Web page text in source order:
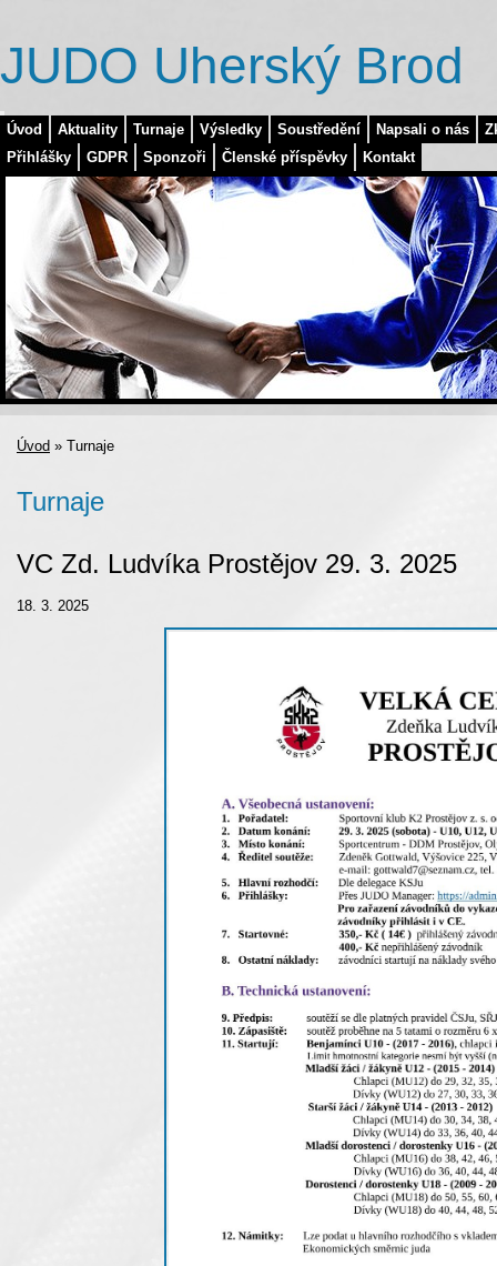
Úvod Aktuality Turnaje Výsledky Soustředění Napsali o nás
Přihlášky
GDPR Sponzoři Členské příspěvky Kontakt
JUDO Uherský Brod
Úvod » Turnaje
Turnaje
VC Zd. Ludvíka Prostějov 29. 3. 2025
18. 3. 2025